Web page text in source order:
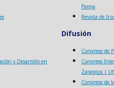
y Desarrollo en
Pareja
Revista de
Difusión
Congreso de
Congreso
Zaragoza |
Congreso de